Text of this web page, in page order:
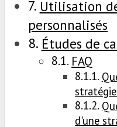
Utilisation
personnalisés
Études de
FAQ
stratégie
d'une